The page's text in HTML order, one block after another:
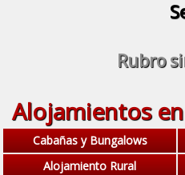
Rubro
Alojamientos
Cabañas y Bungalows
Alojamiento Rural